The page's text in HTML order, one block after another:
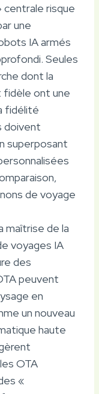
centrale risque
une
IA armés
Seules
dont la
ont une
fidélité
doivent
superposant
de voyage
maîtrise de la
voyages IA
des
peuvent
en
un nouveau
haute
OTA
«